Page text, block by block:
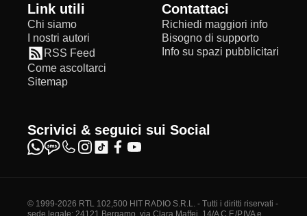
Link utili
Chi siamo
I nostri autori
RSS Feed
Come ascoltarci
Sitemap
Contattaci
Richiedi maggiori info
Bisogno di supporto
Info su spazi pubblicitari
Scrivici & seguici sui Social
© 1999-2026 RTL 102,500 HIT RADIO S.R.L. - Tutti i diritti riservati -
sede legale: 24121 Bergamo, via Clara Maffei, 14/A C.F./P.IVA e